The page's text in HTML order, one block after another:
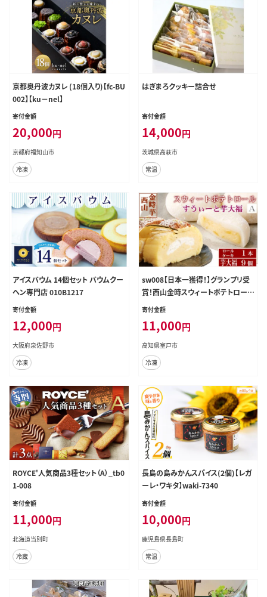
京都奥丹波カヌレ (18個入り)【fc-BU
002】【ku－nel】
寄付金額
20,000円
京都府福知山市
冷凍
はぎまろクッキー詰合せ
寄付金額
14,000円
茨城県高萩市
常温
アイスバウム 14個セット バウムクー
ヘン専門店 010B1217
寄付金額
12,000円
大阪府泉佐野市
冷凍
sw008【日本一獲得！】グランプリ受
賞！西山金時スウィートポテトロール
＆すい～と芋大福【Ａ】
寄付金額
11,000円
高知県室戸市
冷凍
ROYCE'人気商品3種セット（A）_tb0
1-008
寄付金額
11,000円
北海道当別町
冷蔵
長島の島みかんスパイス(2個)【レガ
ーレ・ワキタ】waki-7340
寄付金額
10,000円
鹿児島県長島町
常温